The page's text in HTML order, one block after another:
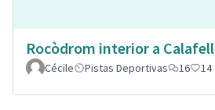
Rocòdrom interior a Calafell
Cécile
Pistas Deportivas 16 14